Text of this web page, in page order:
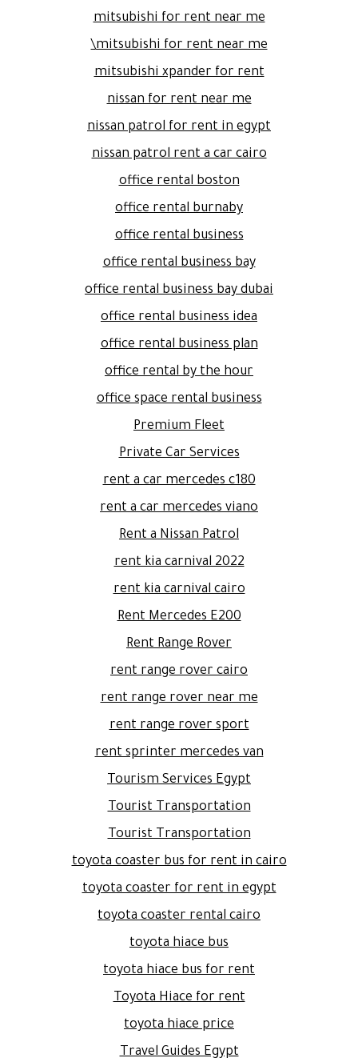
mitsubishi for rent near me
mitsubishi for rent near me\
mitsubishi xpander for rent
nissan for rent near me
nissan patrol for rent in egypt
nissan patrol rent a car cairo
office rental boston
office rental burnaby
office rental business
office rental business bay
office rental business bay dubai
office rental business idea
office rental business plan
office rental by the hour
office space rental business
Premium Fleet
Private Car Services
rent a car mercedes c180
rent a car mercedes viano
Rent a Nissan Patrol
rent kia carnival 2022
rent kia carnival cairo
Rent Mercedes E200
Rent Range Rover
rent range rover cairo
rent range rover near me
rent range rover sport
rent sprinter mercedes van
Tourism Services Egypt
Tourist Transportation
Tourist Transportation
toyota coaster bus for rent in cairo
toyota coaster for rent in egypt
toyota coaster rental cairo
toyota hiace bus
toyota hiace bus for rent
Toyota Hiace for rent
toyota hiace price
Travel Guides Egypt